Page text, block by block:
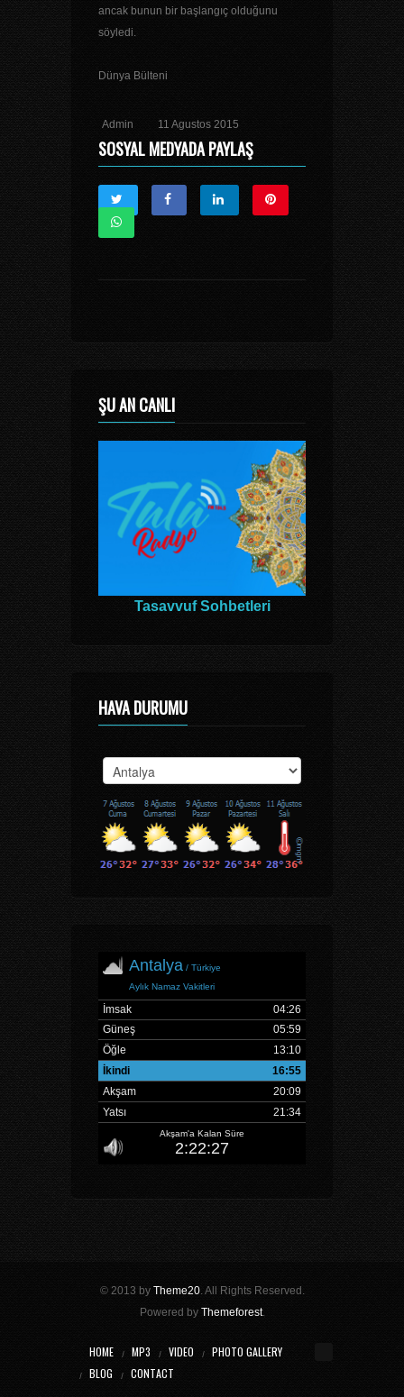
ancak bunun bir başlangıç olduğunu
söyledi.
Dünya Bülteni
Admin 11 Agustos 2015
SOSYAL MEDYADA PAYLAŞ
ŞU AN CANLI
Tasavvuf Sohbetleri
HAVA DURUMU
© 2013 by Theme20. All Rights Reserved.
Powered by Themeforest.
HOME MP3 VIDEO
PHOTO GALLERY
BLOG
CONTACT